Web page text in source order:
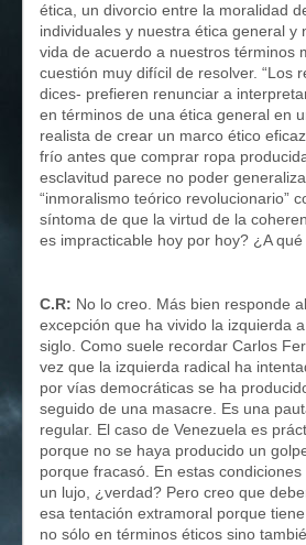
ética, un divorcio entre la moralidad
individuales y nuestra ética general y
vida de acuerdo a nuestros términos
cuestión muy difícil de resolver. “Los
dices- prefieren renunciar a
en términos de una ética general en
realista de crear un marco ético
frío antes que comprar ropa
esclavitud parece no poder
“inmoralismo teórico revolucionario”
síntoma de que la virtud de la
es impracticable hoy por hoy? ¿A
C.R: No lo creo. Más bien responde
excepción que ha vivido la izquierda
siglo. Como suele recordar Carlos
vez que la izquierda radical ha
por vías democráticas se ha
seguido de una masacre. Es una
regular. El caso de Venezuela es
porque no se haya producido un
porque fracasó. En estas
un lujo, ¿verdad? Pero creo que
esa tentación extramoral porque
no sólo en términos éticos sino